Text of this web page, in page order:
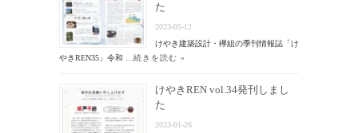
た
2023-05-12
けやき建築設計・欅組の季刊情報誌「け
やきREN35」令和 … 続きを読む »
けやきREN vol.34発刊しまし
た
2023-01-26